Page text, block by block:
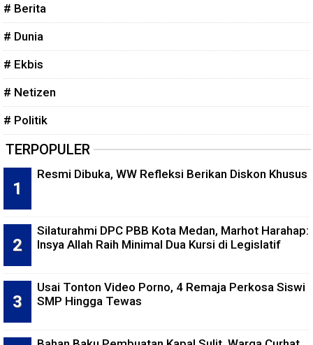
# Berita
# Dunia
# Ekbis
# Netizen
# Politik
TERPOPULER
Resmi Dibuka, WW Refleksi Berikan Diskon Khusus
Silaturahmi DPC PBB Kota Medan, Marhot Harahap:
Insya Allah Raih Minimal Dua Kursi di Legislatif
Usai Tonton Video Porno, 4 Remaja Perkosa Siswi
SMP Hingga Tewas